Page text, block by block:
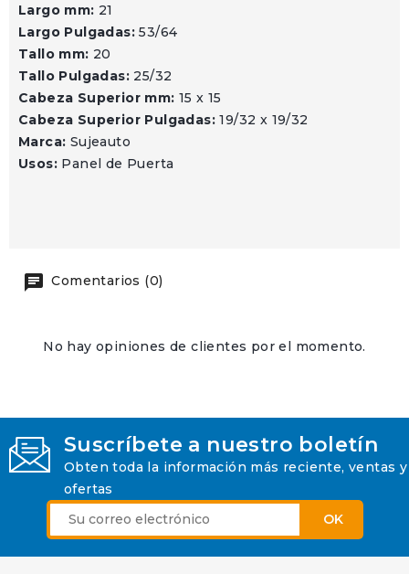
Largo mm: 21
Largo Pulgadas:53/64
Tallo mm: 20
Tallo Pulgadas: 25/32
Cabeza Superior mm: 15 x 15
Cabeza Superior Pulgadas:19/32 x 19/32
Marca: Sujeauto
Usos: Panel de Puerta
Comentarios (0)
No hay opiniones de clientes por el momento.
Suscríbete a nuestro boletín
Obten toda la información más reciente, ventas y
ofertas